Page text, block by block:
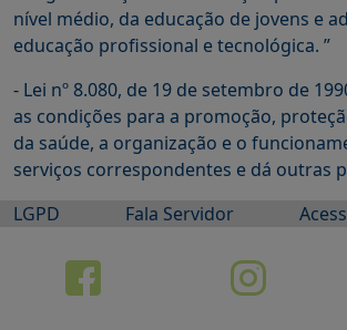
nível médio, da educação de jovens e
educação profissional e tecnológica. ”
- Lei nº 8.080, de 19 de setembro de
as condições para a promoção,
da saúde, a organização e o
serviços correspondentes e dá outras
LGPD
Fala Servidor